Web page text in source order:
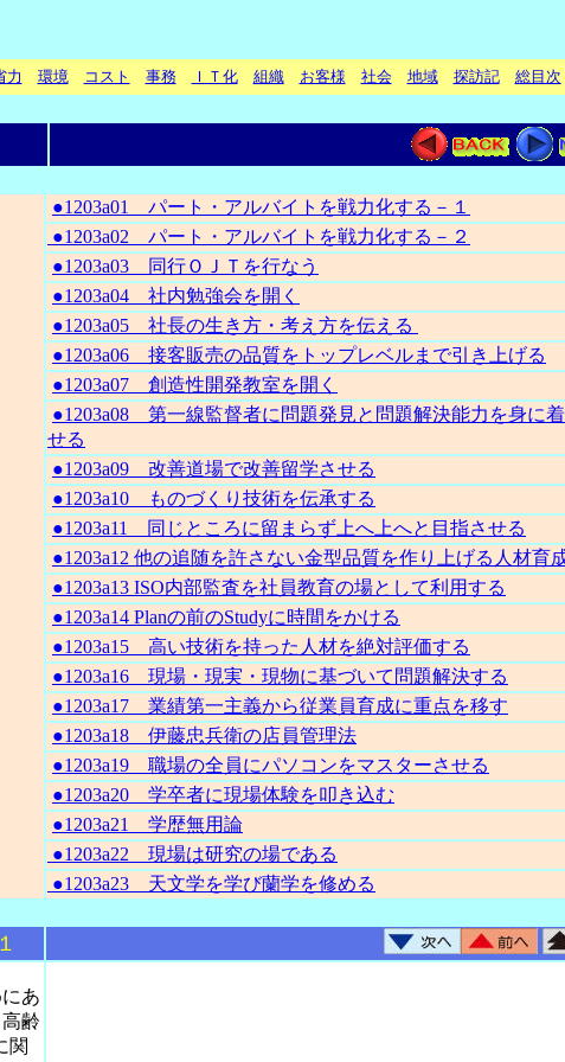
力 環境 コスト 事務 ＩＴ化 組織 お客様 社会 地域 探訪記 総目次
●1203a01 パート・アルバイトを戦力化する－１
●1203a02 パート・アルバイトを戦力化する－２
●1203a03 同行ＯＪＴを行なう
●1203a04 社内勉強会を開く
●1203a05 社長の生き方・考え方を伝える
●1203a06 接客販売の品質をトップレベルまで引き上げる
●1203a07 創造性開発教室を開く
●1203a08 第一線監督者に問題発見と問題解決能力を身に
せる
●1203a09 改善道場で改善留学させる
●1203a10 ものづくり技術を伝承する
●1203a11 同じところに留まらず上へ上へと目指させる
●1203a12 他の追随を許さない金型品質を作り上げる人材育
●1203a13 ISO内部監査を社員教育の場として利用する
●1203a14 Planの前のStudyに時間をかける
●1203a15 高い技術を持った人材を絶対評価する
●1203a16 現場・現実・現物に基づいて問題解決する
●1203a17 業績第一主義から従業員育成に重点を移す
●1203a18 伊藤忠兵衛の店員管理法
●1203a19 職場の全員にパソコンをマスターさせる
●1203a20 学卒者に現場体験を叩き込む
●1203a21 学歴無用論
●1203a22 現場は研究の場である
●1203a23 天文学を学び蘭学を修める
あ
齢
関